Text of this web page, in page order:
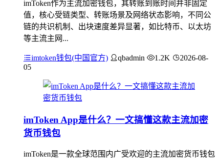
imToken作为主流加密钱包，其转账到账时间并非固定
值，核心受链类型、转账场景及网络状态影响，不同公
链的共识机制、出块速度差异显著，如比特币、以太坊
等主流主网...
imtoken钱包(中国官方) qbadmin 1.2K
2026-08-
05
imToken App是什么？一文搞懂这款主流加密
货币钱包
imToken是一款全球范围内广受欢迎的主流加密货币钱包